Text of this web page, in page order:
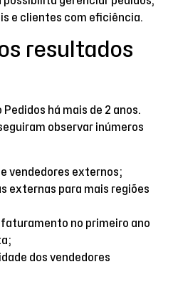
e clientes com eficiência.
resultados
há mais de 2 anos.
observar inúmeros
vendedores externos;
externas para mais regiões
faturamento no primeiro ano
dos vendedores